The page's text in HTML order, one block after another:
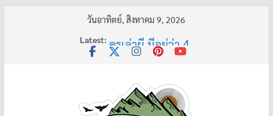
วันอาทิตย์, สิงหาคม 9, 2026
Latest: ครูเล่าผี มีอยู่ว่า 4
ครูเล่าผี มีอยู่ว่า 5
คุณยายบัวลอย